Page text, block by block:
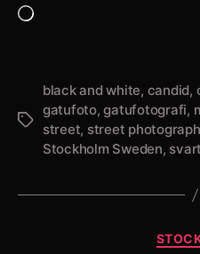
Etiketter
black and white, candid,
gatufoto,gatufotografi,
street, street
Stockholm Sweden,